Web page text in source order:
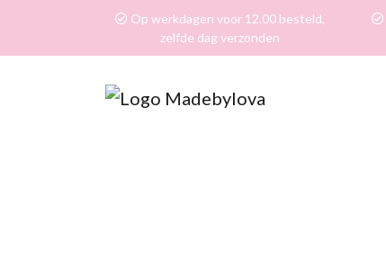
Op werkdagen voor 12.00 besteld,
zelfde dag verzonden